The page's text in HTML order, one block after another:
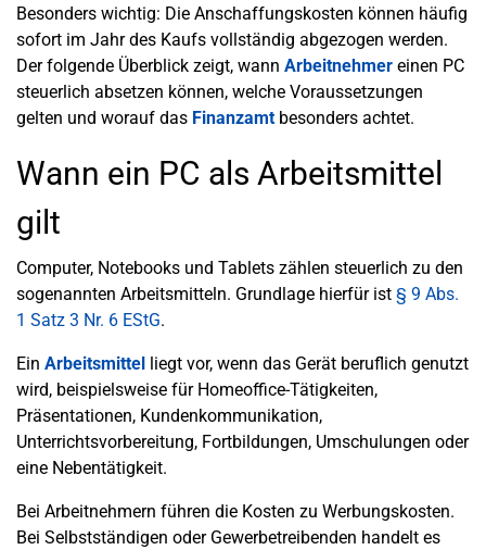
Besonders wichtig: Die Anschaffungskosten können häufig
sofort im Jahr des Kaufs vollständig abgezogen werden.
Der folgende Überblick zeigt, wann Arbeitnehmer einen PC
steuerlich absetzen können, welche Voraussetzungen
gelten und worauf das Finanzamtbesonders achtet.
Wann ein PC als Arbeitsmittel
gilt
Computer, Notebooks und Tablets zählen steuerlich zu den
sogenannten Arbeitsmitteln. Grundlage hierfür ist § 9 Abs.
1 Satz 3 Nr. 6 EStG.
Ein Arbeitsmittel liegt vor, wenn das Gerät beruflich genutzt
wird, beispielsweise für Homeoffice-Tätigkeiten,
Präsentationen, Kundenkommunikation,
Unterrichtsvorbereitung, Fortbildungen, Umschulungen oder
eine Nebentätigkeit.
Bei Arbeitnehmern führen die Kosten zu Werbungskosten.
Bei Selbstständigen oder Gewerbetreibenden handelt es